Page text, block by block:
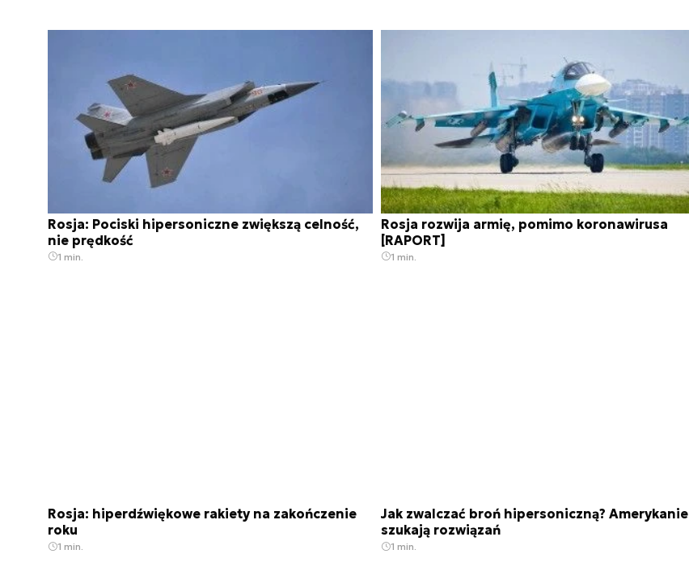
Rosja: Pociski hipersoniczne zwiększą celność,
nie prędkość
1 min.
Rosja rozwija armię, pomimo koronawirusa
[RAPORT]
1 min.
Rosja: hiperdźwiękowe rakiety na zakończenie
roku
1 min.
Jak zwalczać broń hipersoniczną? Amerykanie
szukają rozwiązań
1 min.